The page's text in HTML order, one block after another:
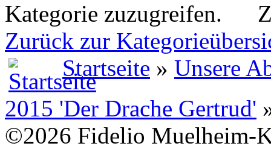
Zurück zur
Startseite » Unsere
2015 'Der Drache Gertrud'
©2026 Fidelio Muelheim-